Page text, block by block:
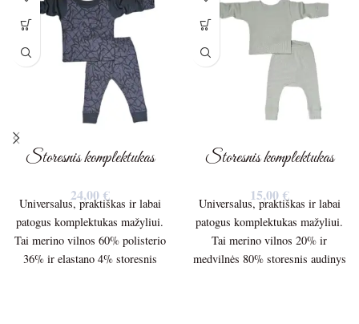
Storesnis komplektukas
24,00 €
Universalus, praktiškas ir labai
patogus komplektukas mažyliui.
Tai merino vilnos 60% polisterio
36% ir elastano 4% storesnis
Storesnis komplektukas
15,00 €
Universalus, praktiškas ir labai
patogus komplektukas mažyliui.
Tai merino vilnos 20% ir
medvilnės 80% storesnis audinys